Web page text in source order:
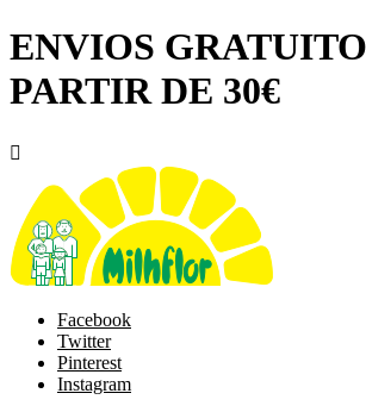
ENVIOS
PARTIR DE 30€

Facebook
Twitter
Pinterest
Instagram